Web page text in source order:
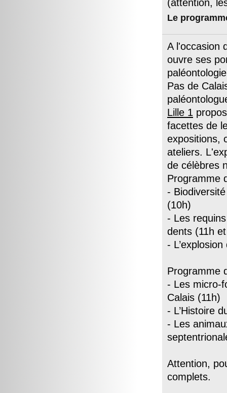
(attention,
Le
A l'occasion
ouvre ses
Pas de
Lille 1
facettes de
expositions,
ateliers.
de célèbres
Programme
-
(10h)
- Les
dents (11h
-
Programme
- Les micro-
Calais (11h)
- L’Histoire
- Les
Attention,
complets.